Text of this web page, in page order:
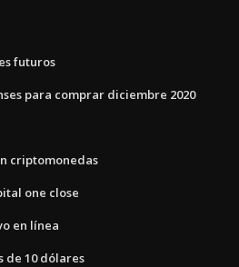
futuros
para comprar diciembre 2020
criptomonedas
one close
en línea
de 10 dólares